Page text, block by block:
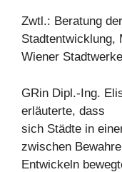
Zwtl.: Beratung
Stadtentwicklung,
Wiener Stadtwerke
GRin Dipl.-Ing.
erläuterte, dass
sich Städte in
zwischen
Entwickeln